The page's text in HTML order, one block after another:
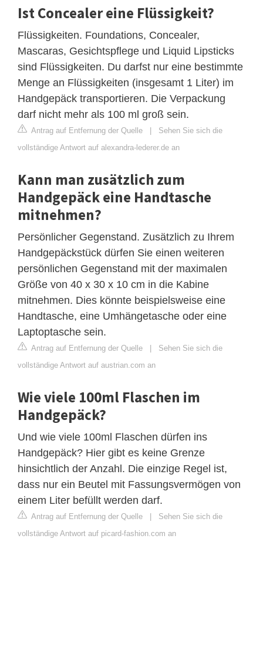
Ist Concealer eine Flüssigkeit?
Flüssigkeiten. Foundations, Concealer,
Mascaras, Gesichtspflege und Liquid Lipsticks
sind Flüssigkeiten. Du darfst nur eine bestimmte
Menge an Flüssigkeiten (insgesamt 1 Liter) im
Handgepäck transportieren. Die Verpackung
darf nicht mehr als 100 ml groß sein.
Antrag auf Entfernung der Quelle | Sehen Sie sich die
vollständige Antwort auf alexandra-lederer.de an
Kann man zusätzlich zum
Handgepäck eine Handtasche
mitnehmen?
Persönlicher Gegenstand. Zusätzlich zu Ihrem
Handgepäckstück dürfen Sie einen weiteren
persönlichen Gegenstand mit der maximalen
Größe von 40 x 30 x 10 cm in die Kabine
mitnehmen. Dies könnte beispielsweise eine
Handtasche, eine Umhängetasche oder eine
Laptoptasche sein.
Antrag auf Entfernung der Quelle | Sehen Sie sich die
vollständige Antwort auf austrian.com an
Wie viele 100ml Flaschen im
Handgepäck?
Und wie viele 100ml Flaschen dürfen ins
Handgepäck? Hier gibt es keine Grenze
hinsichtlich der Anzahl. Die einzige Regel ist,
dass nur ein Beutel mit Fassungsvermögen von
einem Liter befüllt werden darf.
Antrag auf Entfernung der Quelle | Sehen Sie sich die
vollständige Antwort auf picard-fashion.com an